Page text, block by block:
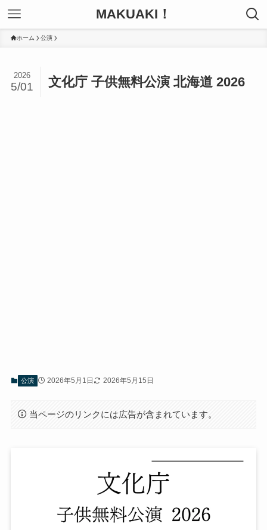
MAKUAKI！
ホーム 公演
文化庁 子供無料公演 北海道 2026
2026
5/01
公演 2026年5月1日 2026年5月15日
当ページのリンクには広告が含まれています。